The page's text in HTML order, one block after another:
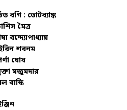
বগি : ভোটব্যাঙ্ক
মৈত্র
বন্দ্যোপাধ্যায়
শবনম
ঘোষ
মজুমদার
বাস্কি